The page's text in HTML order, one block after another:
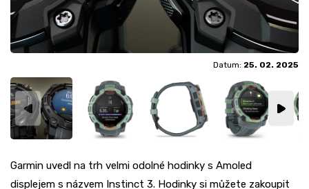
Datum: 25. 02. 2025
Garmin uvedl na trh velmi odolné hodinky s Amoled
displejem s názvem Instinct 3. Hodinky si můžete zakoupit